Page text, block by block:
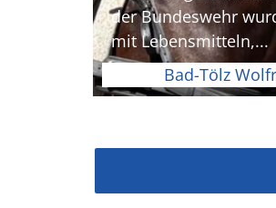
der Bundeswehr
mit Lebensmitteln,...
Bad-Tölz